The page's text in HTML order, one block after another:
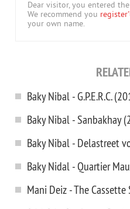
Dear visitor, you entered
We recommend you
your own name.
Baky Nibal - G.P.E.R.C.
Baky Nibal - Sanbakhay
Baky Nibal - Delastreet
Baky Nidal - Quartier
Mani Deiz - The